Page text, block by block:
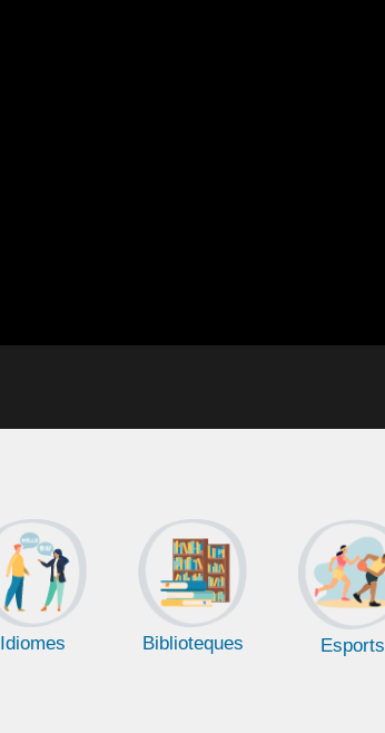
Idiomes Biblioteques Esports